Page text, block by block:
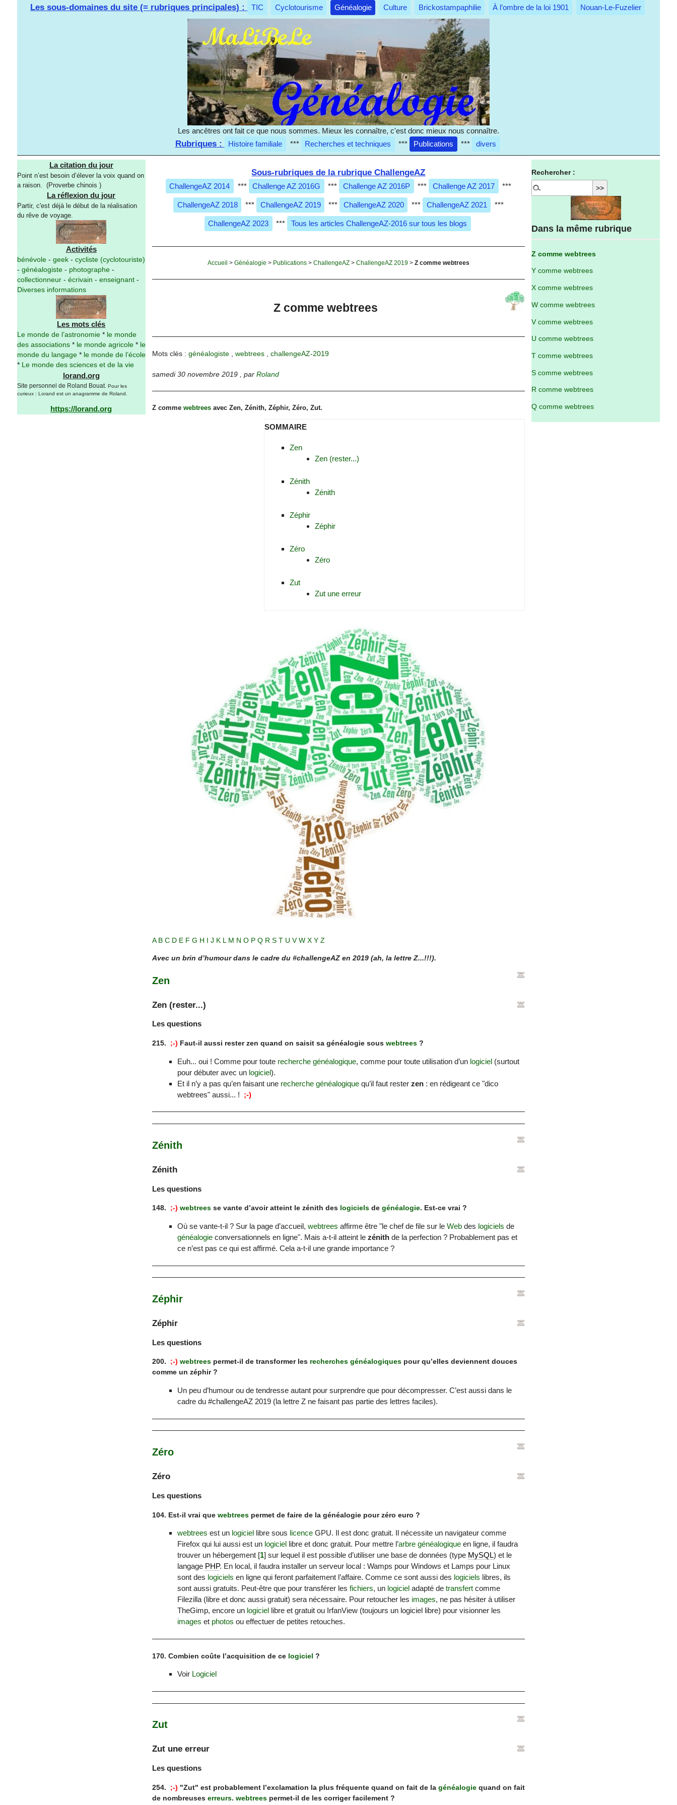
Les sous-domaines du site (= rubriques principales) : TIC Cyclotourisme Généalogie Culture Brickostampaphilie À l’ombre de la loi 1901 Nouan-Le-Fuzelier
Les ancêtres ont fait ce que nous sommes. Mieux les connaître, c'est donc mieux nous connaître.
Rubriques : Histoire familiale *** Recherches et techniques *** Publications *** divers
La citation du jour
Point n’est besoin d’élever la voix quand on
a raison. (Proverbe chinois )
La réflexion du jour
Partir, c'est déjà le début de la réalisation
du rêve de voyage.
Activités
bénévole- geek- cycliste (cyclotouriste)
- généalogiste- photographe-
collectionneur- écrivain - enseignant-
Diverses informations
Les mots clés
Le monde de l’astronomie* le monde
des associations* le monde agricole* le
monde du langage* le monde de l’école
*
Le monde des sciences et de la vie
lorand.org
Site personnel de Roland Bouat. Pour les
curieux : Lorand est un anagramme de Roland.
https://lorand.org
Sous-rubriques de la rubrique ChallengeAZ
ChallengeAZ 2014 *** Challenge AZ 2016G *** Challenge AZ 2016P *** Challenge AZ 2017 ***
ChallengeAZ 2018 *** ChallengeAZ 2019 *** ChallengeAZ 2020 *** ChallengeAZ 2021 ***
ChallengeAZ 2023 *** Tous les articles ChallengeAZ-2016 sur tous les blogs
Accueil > Généalogie > Publications> ChallengeAZ> ChallengeAZ 2019 > Z comme webtrees
Z comme webtrees
Mots clés : généalogiste, webtrees, challengeAZ-2019
samedi 30 novembre 2019 par Roland
Z comme webtreesavec Zen, Zénith, Zéphir, Zéro, Zut.
SOMMAIRE
Zen
Zen (rester...)
Zénith
Zénith
Zéphir
Zéphir
Zéro
Zéro
Zut
Zut une erreur
A B C D E F G H I J K L M N O P Q R S T U V W X Y Z
Avec un brin d’humour dans le cadre du #challengeAZ en 2019 (ah, la lettre Z...!!!).
Zen
Zen (rester...)
Les questions
215. ;-) Faut-il aussi rester zen quand on saisit sa généalogie sous webtrees?
Euh... oui ! Comme pour toute recherche généalogique, comme pour toute utilisation d’un logiciel(surtout
pour débuter avec un logiciel).
Et il n’y a pas qu’en faisant une recherche généalogiquequ’il faut rester zen: en rédigeant ce "dico
webtrees" aussi... ! ;-)
Zénith
Zénith
Les questions
148. ;-) webtreesse vante d’avoir atteint le zénith des logicielsde généalogie. Est-ce vrai ?
Où se vante-t-il ? Sur la page d’accueil, webtrees affirme être "le chef de file sur le Webdes logiciels de
généalogieconversationnels en ligne". Mais a-t-il atteint le zénithde la perfection ? Probablement pas et
ce n’est pas ce qui est affirmé. Cela a-t-il une grande importance ?
Zéphir
Zéphir
Les questions
200. ;-) webtreespermet-il de transformer les recherches généalogiquespour qu’elles deviennent douces
comme un zéphir ?
Un peu d’humour ou de tendresse autant pour surprendre que pour décompresser. C’est aussi dans le
cadre du #challengeAZ 2019 (la lettre Z ne faisant pas partie des lettres faciles).
Zéro
Zéro
Les questions
104. Est-il vrai que webtreespermet de faire de la généalogie pour zéro euro ?
webtrees est un logiciellibre sous licenceGPU. Il est donc gratuit. Il nécessite un navigateur comme
Firefox qui lui aussi est un logiciellibre et donc gratuit. Pour mettre l’arbre généalogiqueen ligne, il faudra
trouver un hébergement[1] sur lequel il est possible d’utiliser une base de données (type MySQL) et le
langage PHP. En local, il faudra installer un serveur local : Wamps pour Windows et Lamps pour Linux
sont des logiciels en ligne qui feront parfaitement l’affaire. Comme ce sont aussi des logiciels libres, ils
sont aussi gratuits. Peut-être que pour transférer les fichiers, un logicieladapté de transfertcomme
Filezilla (libre et donc aussi gratuit) sera nécessaire. Pour retoucher les images, ne pas hésiter à utiliser
TheGimp, encore un logiciellibre et gratuit ou IrfanView (toujours un logiciel libre) pour visionner les
images et photos ou effectuer de petites retouches.
170. Combien coûte l’acquisition de ce logiciel ?
Voir Logiciel
Zut
Zut une erreur
Les questions
254. ;-) "Zut" est probablement l’exclamation la plus fréquente quand on fait de la généalogiequand on fait
de nombreuses erreurs. webtreespermet-il de les corriger facilement ?
Rechercher :
Dans la même rubrique
Z comme webtrees
Y comme webtrees
X comme webtrees
W comme webtrees
V comme webtrees
U comme webtrees
T comme webtrees
S comme webtrees
R comme webtrees
Q comme webtrees